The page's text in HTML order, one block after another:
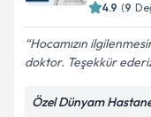
4.9 (9
Hocamızın
doktor. Teşekkür
Özel Dünyam